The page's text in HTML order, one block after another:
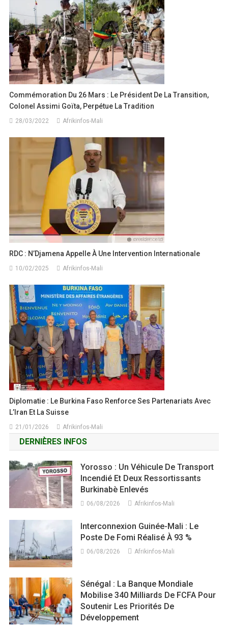
Commémoration Du 26 Mars : Le Président De La Transition,
Colonel Assimi Goïta, Perpétue La Tradition
28/03/2022 Afrikinfos-Mali
RDC : N’Djamena Appelle À Une Intervention Internationale
10/02/2025 Afrikinfos-Mali
Diplomatie : Le Burkina Faso Renforce Ses Partenariats Avec
L’Iran Et La Suisse
21/01/2026 Afrikinfos-Mali
DERNIÈRES INFOS
Yorosso : Un Véhicule De Transport
Incendié Et Deux Ressortissants
Burkinabè Enlevés
06/08/2026 Afrikinfos-Mali
Interconnexion Guinée-Mali : Le
Poste De Fomi Réalisé À 93 %
06/08/2026 Afrikinfos-Mali
Sénégal : La Banque Mondiale
Mobilise 340 Milliards De FCFA Pour
Soutenir Les Priorités De
Développement